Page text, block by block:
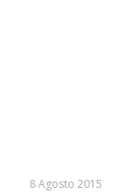
8 Agosto 2015